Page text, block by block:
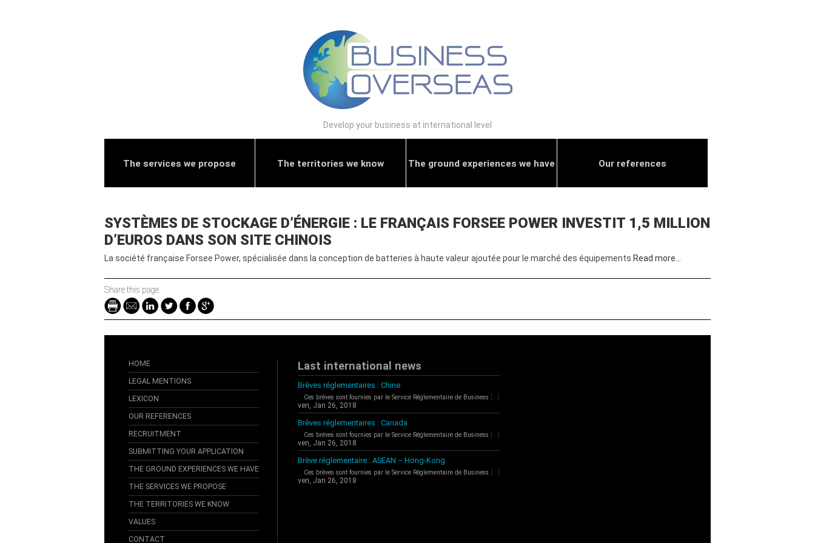
Develop your business at international level
The services we propose The territories we know The ground experiences we have Our references
SYSTÈMES DE STOCKAGE D’ÉNERGIE : LE FRANÇAIS FORSEE POWER INVESTIT 1,5 MILLION
D’EUROS DANS SON SITE CHINOIS
La société française Forsee Power, spécialisée dans la conception de batteries à haute valeur ajoutée pour le marché des équipements Read more…
Share this page
HOME
LEGAL MENTIONS
LEXICON
OUR REFERENCES
RECRUITMENT
SUBMITTING YOUR APPLICATION
THE GROUND EXPERIENCES WE HAVE
THE SERVICES WE PROPOSE
THE TERRITORIES WE KNOW
VALUES
CONTACT
Last international news
Brèves réglementaires : Chine
Ces brèves sont fournies par le Service Réglementaire de Business [...]
ven, Jan 26, 2018
Brèves réglementaires : Canada
Ces brèves sont fournies par le Service Réglementaire de Business [...]
ven, Jan 26, 2018
Brève réglementaire : ASEAN – Hong-Kong
Ces brèves sont fournies par le Service Réglementaire de Business [...]
ven, Jan 26, 2018